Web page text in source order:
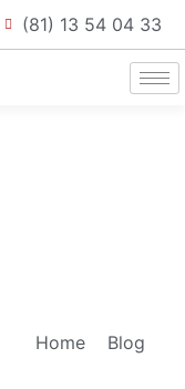
(81) 13 54 04 33
Home Blog